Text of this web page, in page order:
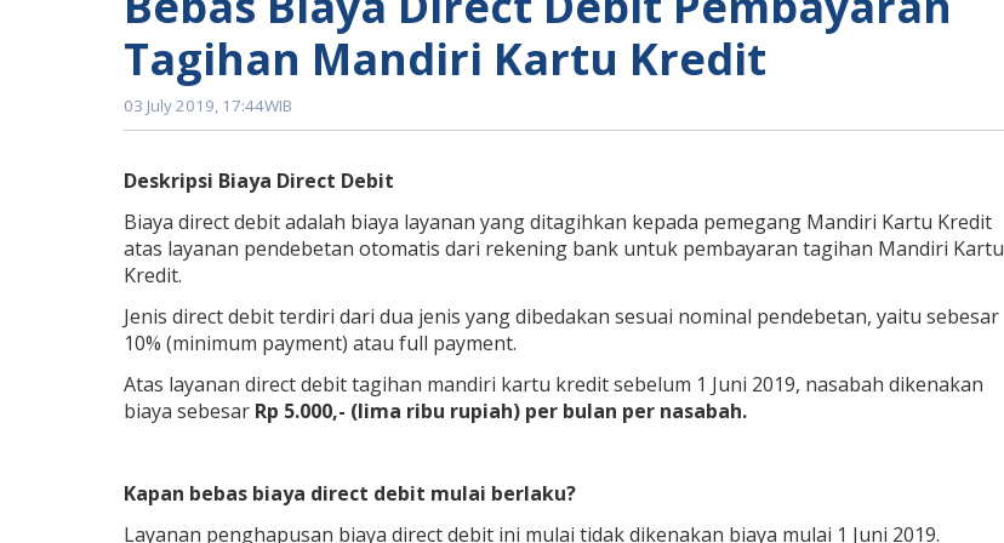
Tagihan Mandiri Kartu Kredit
03 July 2019, 17:44WIB
Deskripsi Biaya Direct Debit
Biaya direct debit adalah biaya layanan yang ditagihkan kepada pemegang Mandiri Kartu Kredit
atas layanan pendebetan otomatis dari rekening bank untuk pembayaran tagihan Mandiri Kartu
Kredit.
Jenis direct debit terdiri dari dua jenis yang dibedakan sesuai nominal pendebetan, yaitu sebesar
10% (minimum payment) atau full payment.
Atas layanan direct debit tagihan mandiri kartu kredit sebelum 1 Juni 2019, nasabah dikenakan
biaya sebesar Rp 5.000,- (lima ribu rupiah) per bulan per nasabah.
Kapan bebas biaya direct debit mulai berlaku?
Layanan penghapusan biaya direct debit ini mulai tidak dikenakan biaya mulai 1 Juni 2019.